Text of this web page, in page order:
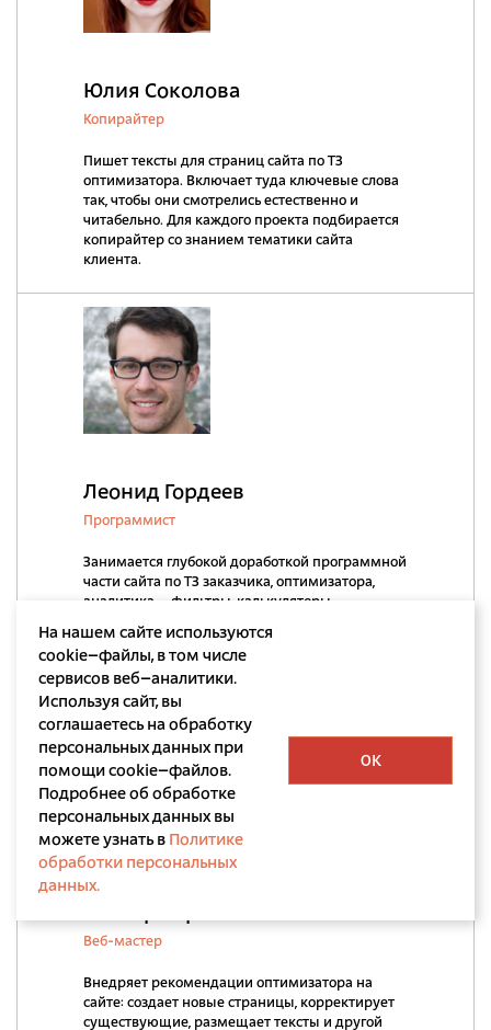
Юлия Соколова
Копирайтер
Пишет тексты для страниц сайта по ТЗ
оптимизатора. Включает туда ключевые слова
так, чтобы они смотрелись естественно и
читабельно. Для каждого проекта подбирается
копирайтер со знанием тематики сайта
клиента.
Леонид Гордеев
Программист
Занимается глубокой доработкой программной
части сайта по ТЗ заказчика, оптимизатора,
аналитика – фильтры, калькуляторы,
программные решения SEO (формирование
метатегов страниц по шаблону, формирование
корректных URL-страниц).
Веб-мастер
Внедряет рекомендации оптимизатора на
сайте: создает новые страницы, корректирует
существующие, размещает тексты и другой
На нашем сайте используются
cookie–файлы, в том числе
сервисов веб–аналитики.
Используя сайт, вы
соглашаетесь на обработку
персональных данных при
помощи cookie–файлов.
Подробнее об обработке
персональных данных вы
можете узнать в Политике
обработки персональных
данных.
OK